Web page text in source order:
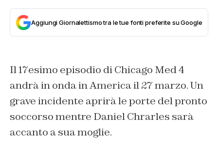
Aggiungi Giornalettismo tra le tue fonti preferite su Google
Il 17esimo episodio di Chicago Med 4
andrà in onda in America il 27 marzo. Un
grave incidente aprirà le porte del pronto
soccorso mentre Daniel Chrarles sarà
accanto a sua moglie.